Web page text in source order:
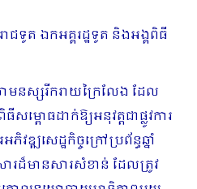
ជទូត ឯកអគ្គរដ្ឋទូត និងអង្គពិធី
ោមនស្សរីករាយក្រៃលែង ដែល
ម្ពោធដាក់ឱ្យអនុវត្តជាផ្លូវការ
វឌ្ឍសេដ្ឋកិច្ចក្រៅប្រព័ន្ធឆ្នាំ
រដ៏មានសារសំខាន់ ដែលត្រូវ